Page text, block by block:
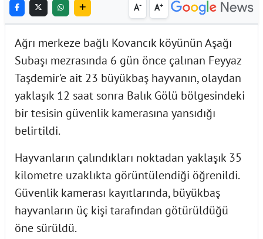
A- A+
Ağrı merkeze bağlı Kovancık köyünün Aşağı
Subaşı mezrasında 6 gün önce çalınan Feyyaz
Taşdemir'e ait 23 büyükbaş hayvanın, olaydan
yaklaşık 12 saat sonra Balık Gölü bölgesindeki
bir tesisin güvenlik kamerasına yansıdığı
belirtildi.
Hayvanların çalındıkları noktadan yaklaşık 35
kilometre uzaklıkta görüntülendiği öğrenildi.
Güvenlik kamerası kayıtlarında, büyükbaş
hayvanların üç kişi tarafından götürüldüğü
öne sürüldü.